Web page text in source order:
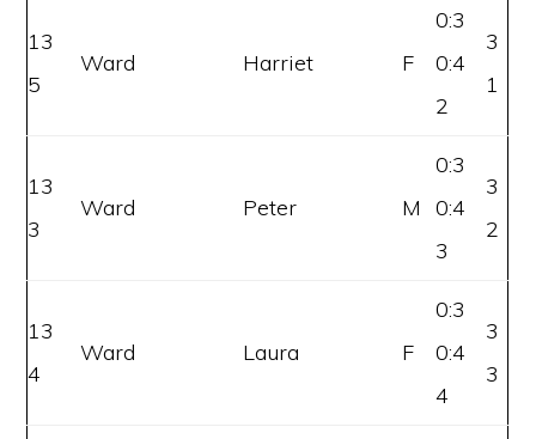
13
5
Ward Harriet F
0:3
0:4
2
3
1
13
3
Ward Peter M
0:3
0:4
3
3
2
13
4
Ward Laura F
0:3
0:4
4
3
3